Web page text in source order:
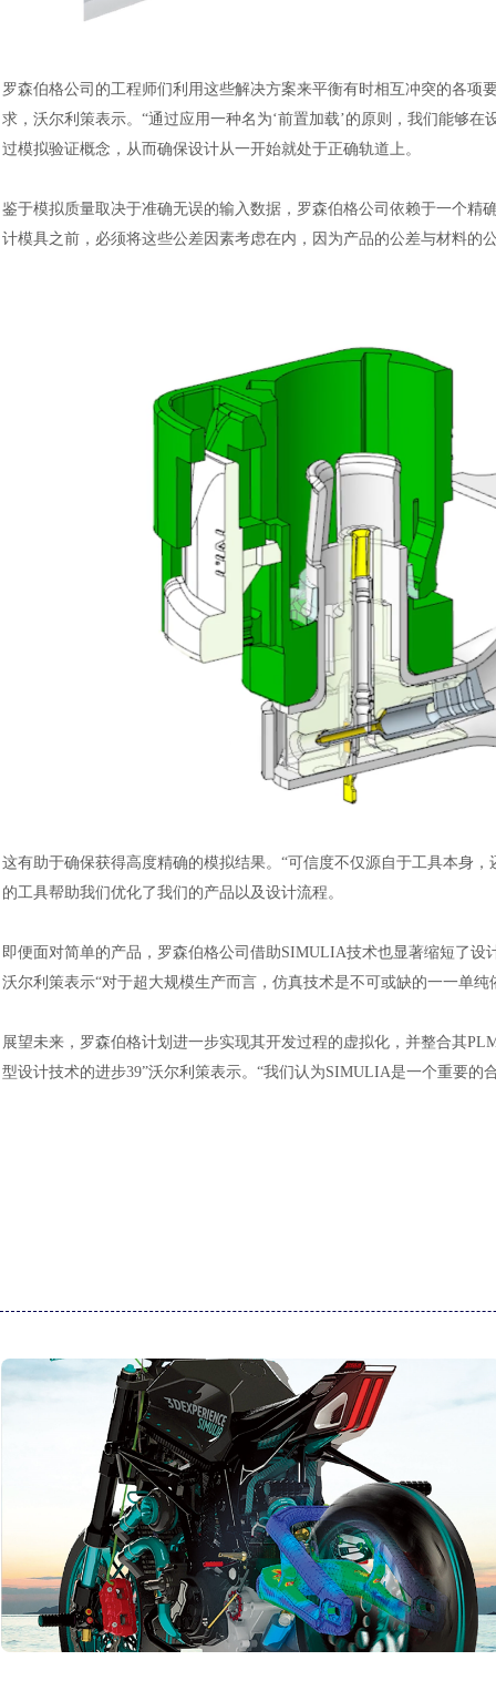
罗森伯格公司的工程师们利用这些解决方案来平衡有时相互冲突的各项
求，沃尔利策表示。“通过应用一种名为‘前置加载’的原则，我们能够
过模拟验证概念，从而确保设计从一开始就处于正确轨道上。
鉴于模拟质量取决于准确无误的输入数据，罗森伯格公司依赖于一个
计模具之前，必须将这些公差因素考虑在内，因为产品的公差与材料的
这有助于确保获得高度精确的模拟结果。 “可信度不仅源自于工具本身
的工具帮助我们优化了我们的产品以及设计流程。
即便面对简单的产品，罗森伯格公司借助SIMULIA技术也显著缩短了设
沃尔利策表示“对于超大规模生产而言，仿真技术是不可或缺的一一单
展望未来，罗森伯格计划进一步实现其开发过程的虚拟化，并整合其
型设计技术的进步39”沃尔利策表示。“我们认为SIMULIA是一个重要